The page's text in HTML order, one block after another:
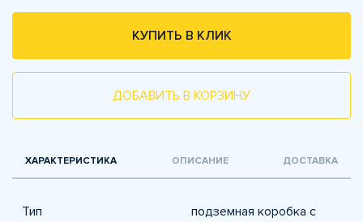
КУПИТЬ В КЛИК
ДОБАВИТЬ В КОРЗИНУ
ХАРАКТЕРИСТИКА ОПИСАНИЕ ДОСТАВКА
Тип
подземная коробка с